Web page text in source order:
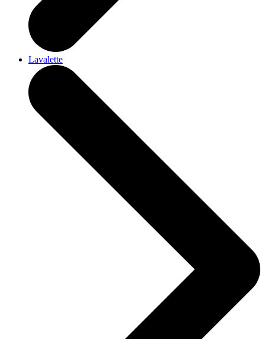
Lavalette